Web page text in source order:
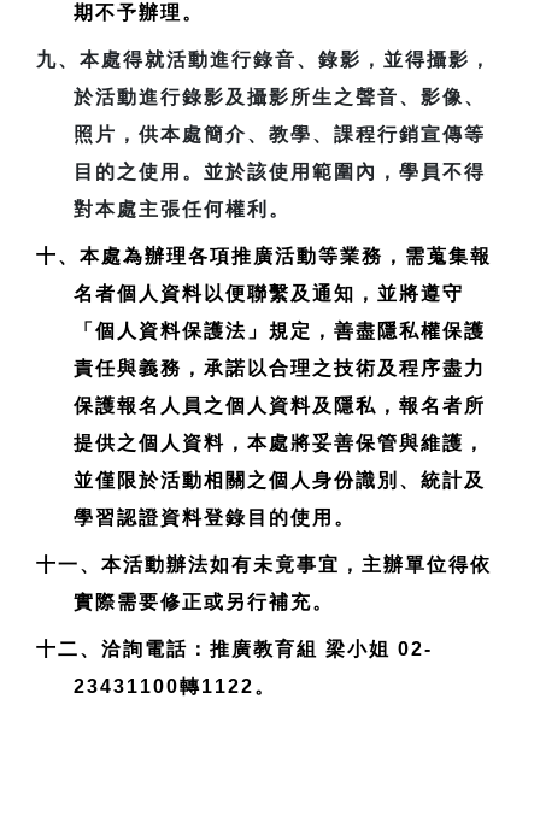
期不予辦理。
九、本處得就活動進行錄音、錄影，並得攝影，
於活動進行錄影及攝影所生之聲音、影像、
照片，供本處簡介、教學、課程行銷宣傳等
目的之使用。並於該使用範圍內，學員不得
對本處主張任何權利。
十、本處為辦理各項推廣活動等業務，需蒐集報
名者個人資料以便聯繫及通知，並將遵守
「個人資料保護法」規定，善盡隱私權保護
責任與義務，承諾以合理之技術及程序盡力
保護報名人員之個人資料及隱私，報名者所
提供之個人資料，本處將妥善保管與維護，
並僅限於活動相關之個人身份識別、統計及
學習認證資料登錄目的使用。
十一、本活動辦法如有未竟事宜，主辦單位得依
實際需要修正或另行補充。
十二、洽詢電話：推廣教育組 梁小姐 02-
23431100轉1122。